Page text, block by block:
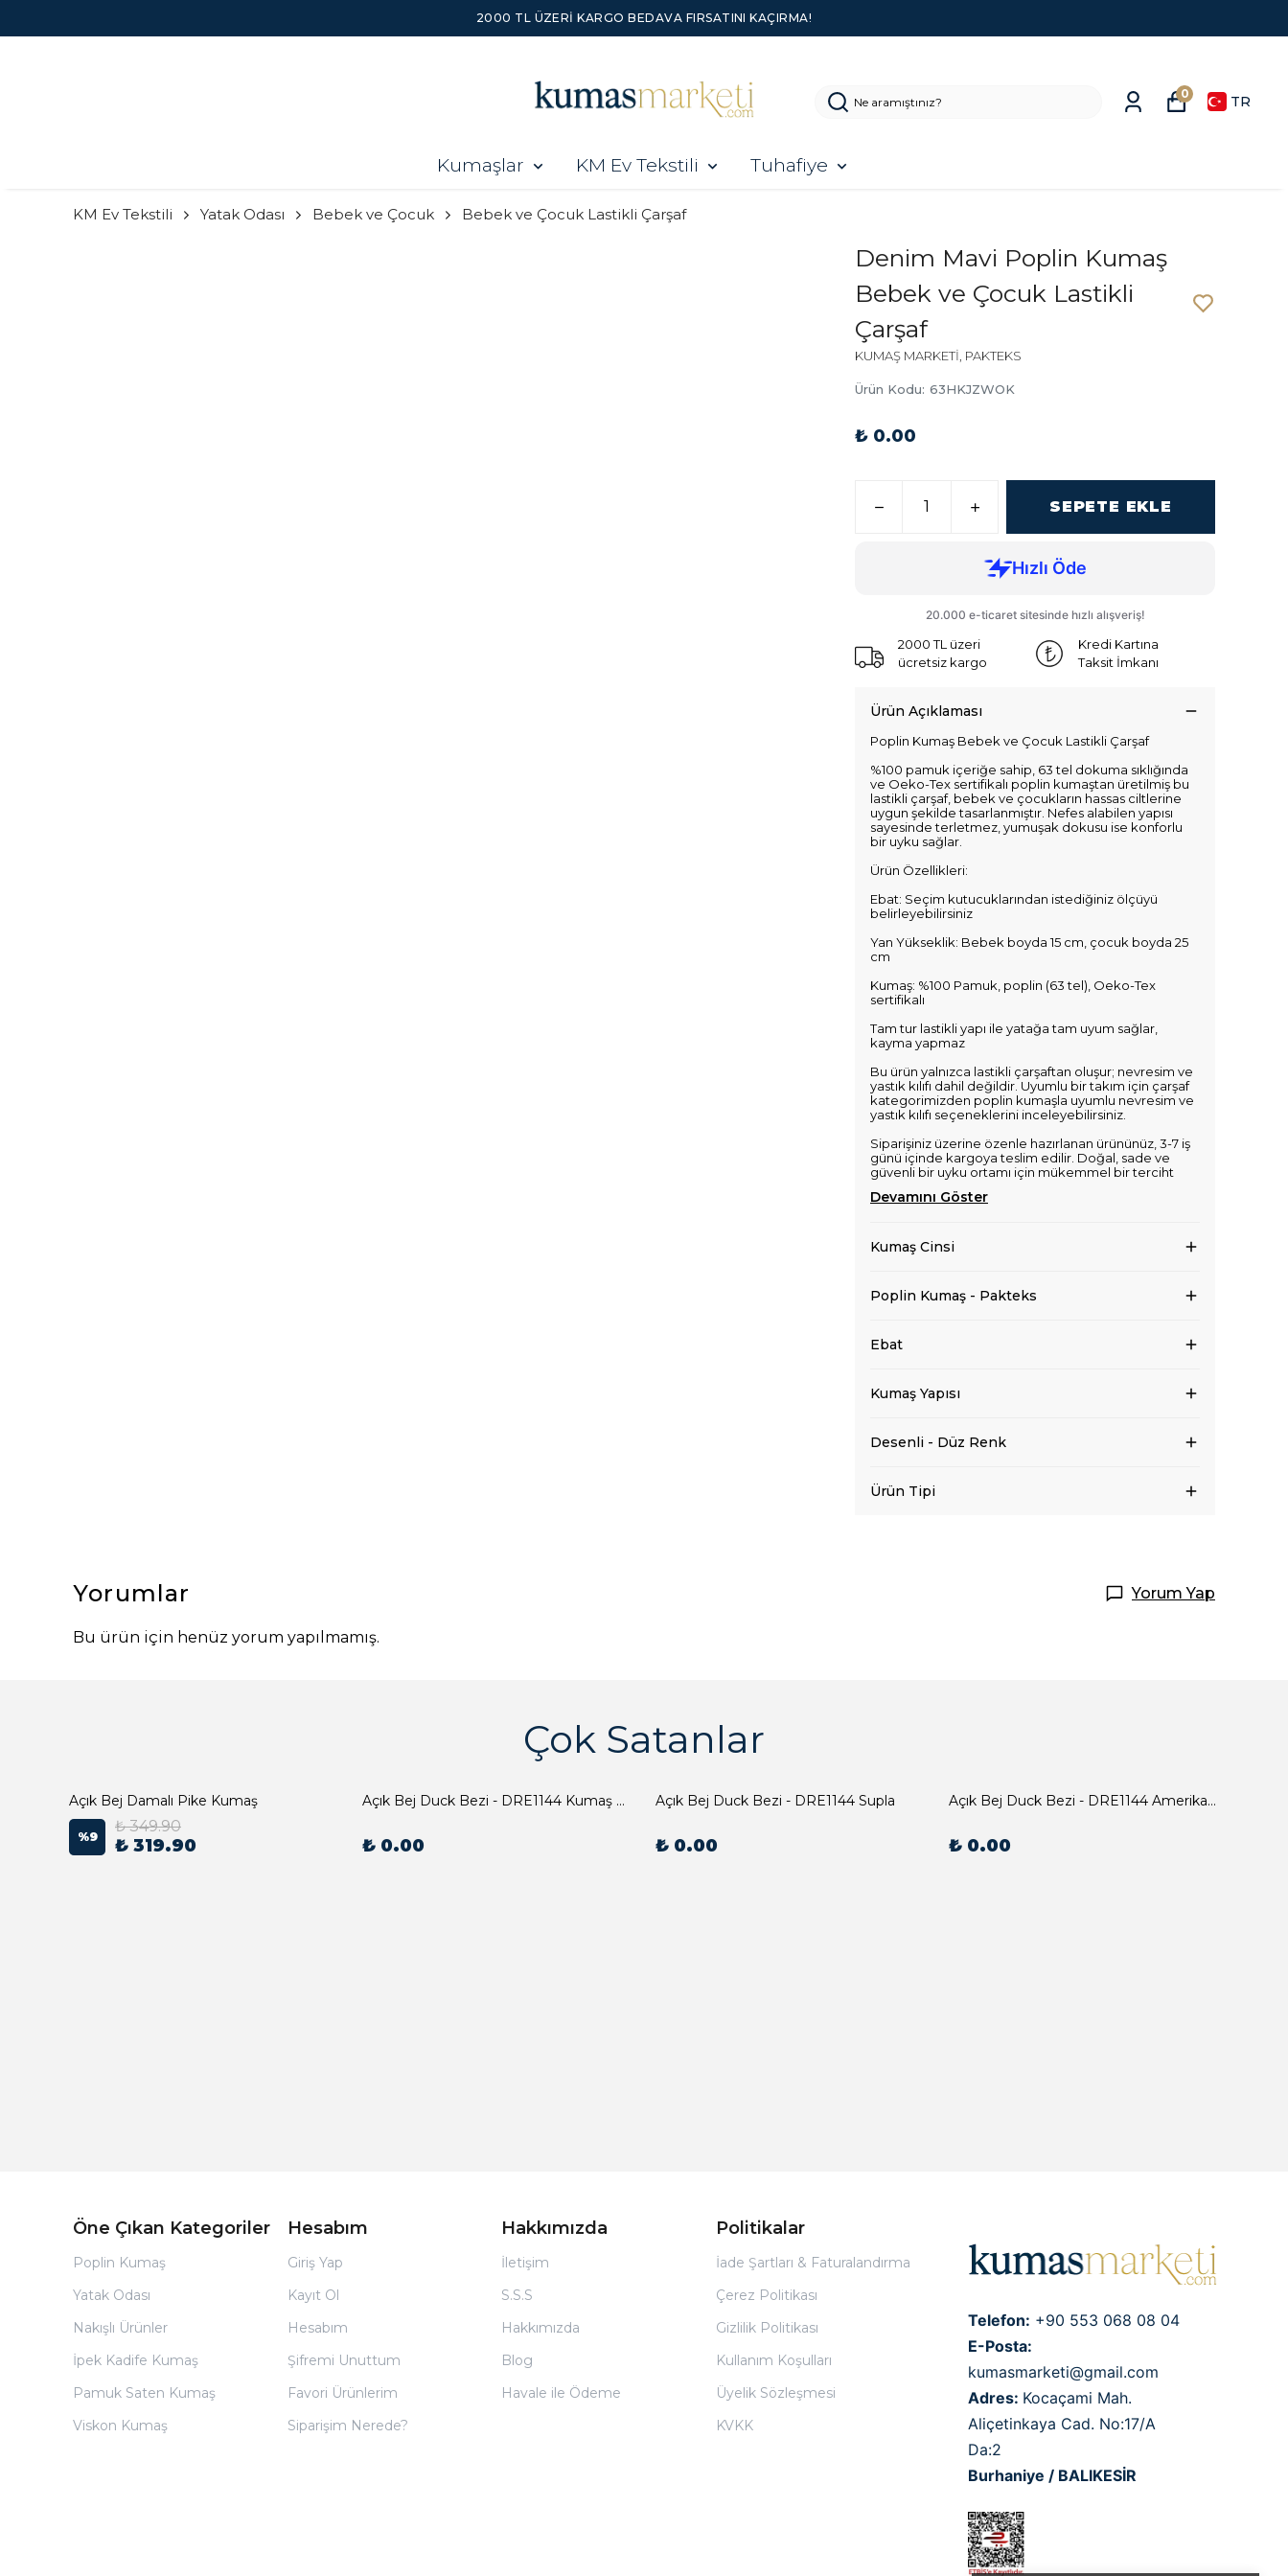
2000 TL ÜZERI KARGO BEDAVA FIRSATINI KAÇIRMA!
Kumaşlar KM Ev Tekstili Tuhafiye
0 TR
KM Ev Tekstili Yatak Odası Bebek ve Çocuk Bebek ve Çocuk Lastikli Çarşaf
Denim Mavi Poplin Kumaş
Bebek ve Çocuk Lastikli
Çarşaf
KUMAŞ MARKETİ, PAKTEKS
Ürün Kodu: 63HKJZWOK
₺ 0.00
SEPETE EKLE
2000 TL üzeri
ücretsiz kargo
Kredi Kartına
Taksit İmkanı
Ürün Açıklaması
Poplin Kumaş Bebek ve Çocuk Lastikli Çarşaf
%100 pamuk içeriğe sahip, 63 tel dokuma sıklığında
ve Oeko-Tex sertifikalı poplin kumaştan üretilmiş bu
lastikli çarşaf, bebek ve çocukların hassas ciltlerine
uygun şekilde tasarlanmıştır. Nefes alabilen yapısı
sayesinde terletmez, yumuşak dokusu ise konforlu
bir uyku sağlar.
Ürün Özellikleri:
Ebat: Seçim kutucuklarından istediğiniz ölçüyü
belirleyebilirsiniz
Yan Yükseklik: Bebek boyda 15 cm, çocuk boyda 25
cm
Kumaş: %100 Pamuk, poplin (63 tel), Oeko-Tex
sertifikalı
Tam tur lastikli yapı ile yatağa tam uyum sağlar,
kayma yapmaz
Bu ürün yalnızca lastikli çarşaftan oluşur; nevresim ve
yastık kılıfı dahil değildir. Uyumlu bir takım için çarşaf
kategorimizden poplin kumaşla uyumlu nevresim ve
yastık kılıfı seçeneklerini inceleyebilirsiniz.
Siparişiniz üzerine özenle hazırlanan ürününüz, 3-7 iş
günü içinde kargoya teslim edilir. Doğal, sade ve
güvenli bir uyku ortamı için mükemmel bir terciht
Devamını Göster
Kumaş Cinsi
Poplin Kumaş - Pakteks
Ebat
Kumaş Yapısı
Desenli - Düz Renk
Ürün Tipi
Yorumlar Yorum Yap
Bu ürün için henüz yorum yapılmamış.
Çok Satanlar
Açık Bej Damalı Pike Kumaş
%9
₺ 349.90
₺ 319.90
Açık Bej Duck Bezi - DRE1144 Kumaş Peçete
₺ 0.00
Açık Bej Duck Bezi - DRE1144 Supla
₺ 0.00
Açık Bej Duck Bezi - DRE1144 Amerikan Servis
₺ 0.00
Öne Çıkan Kategoriler
Poplin Kumaş
Yatak Odası
Nakışlı Ürünler
İpek Kadife Kumaş
Pamuk Saten Kumaş
Viskon Kumaş
Hesabım
Giriş Yap
Kayıt Ol
Hesabım
Şifremi Unuttum
Favori Ürünlerim
Siparişim Nerede?
Hakkımızda
İletişim
S.S.S
Hakkımızda
Blog
Havale ile Ödeme
Politikalar
İade Şartları & Faturalandırma
Çerez Politikası
Gizlilik Politikası
Kullanım Koşulları
Üyelik Sözleşmesi
KVKK
Telefon: +90 553 068 08 04
E-Posta:
kumasmarketi@gmail.com
Adres: Kocaçami Mah.
Aliçetinkaya Cad. No:17/A
Da:2
Burhaniye / BALIKESİR